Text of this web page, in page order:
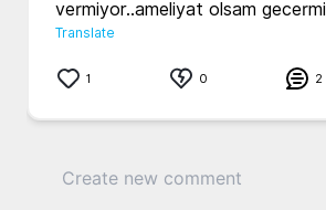
vermiyor..ameliyat olsam gecermi
Translate
1 0 2